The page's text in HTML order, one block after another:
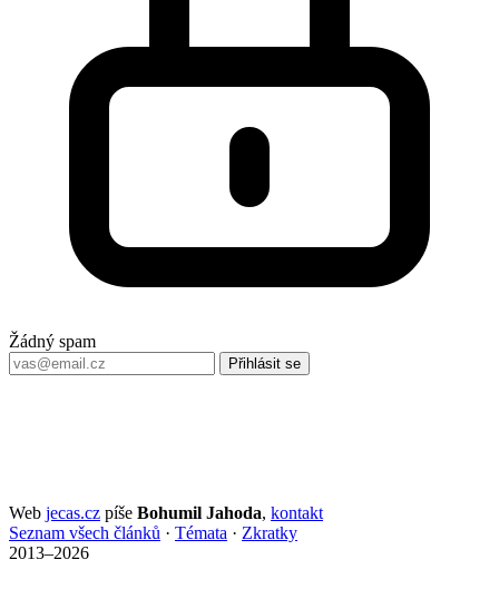
Žádný spam
Přihlásit se
Web jecas.cz píše Bohumil Jahoda, kontakt
Seznam všech článků · Témata · Zkratky
2013–2026